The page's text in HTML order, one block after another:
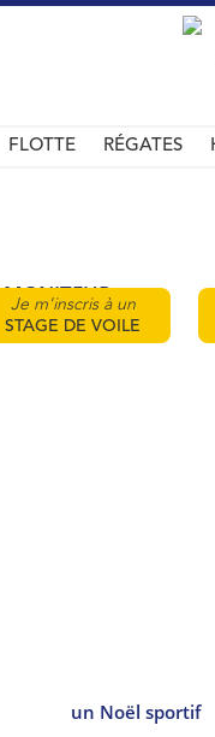
FLOTTE RÉGATES
Je m'inscris à un
STAGE DE VOILE
moniteur
un Noël sportif